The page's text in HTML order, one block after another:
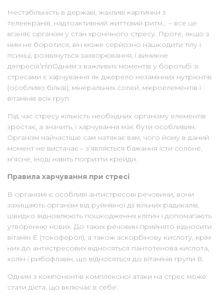
Нестабільність в державі, жахливі картинки з
телеекранів, надтоактивний життєвий ритм… – все це
вганяє організм у стан хронічного стресу. Проте, якщо з
ним не боротися, він може серйозно нашкодити тілу і
психіці, розвинуться захворювання, і виникне
депресія.\n\nОдним з важливих моментів у боротьбі зі
стресами є харчування як джерело незамінних нутрієнтів
(особливо білків), мінеральних солей, мікроелементів і
вітамінів всіх груп.
Під час стресу кількість необхідних організму елементів
зростає, а значить, і харчування має бути особливим.
Організм найчастіше сам натякає вам, чого йому в даний
момент не вистачає – з’являється бажання їсти солоне,
м’ясне, іноді навіть погризти крейди.
Правила харчування при стресі
В організмі є особливі антистресові речовини, вони
захищають організм від руйнівної дії вільних радикалів,
швидко відновлюють пошкодження клітин і допомагають
утворенню нових. До таких речовин прийнято відносити
вітамін Е (токоферол), а також аскорбінову кислоту, крім
них до антистресових відносяться пантотенова кислота,
холін і рибофлавін, що відносяться до вітамінів групи В.
Одним з компонентів комплексної атаки на стрес може
стати дієта, що включає в себе: